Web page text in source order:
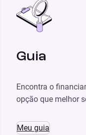
Guia
Encontra o
opção que melhor
Meu guia